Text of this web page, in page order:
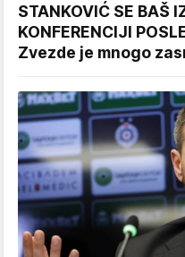
STANKOVIĆ SE BAŠ
KONFERENCIJI
Zvezde je mnogo